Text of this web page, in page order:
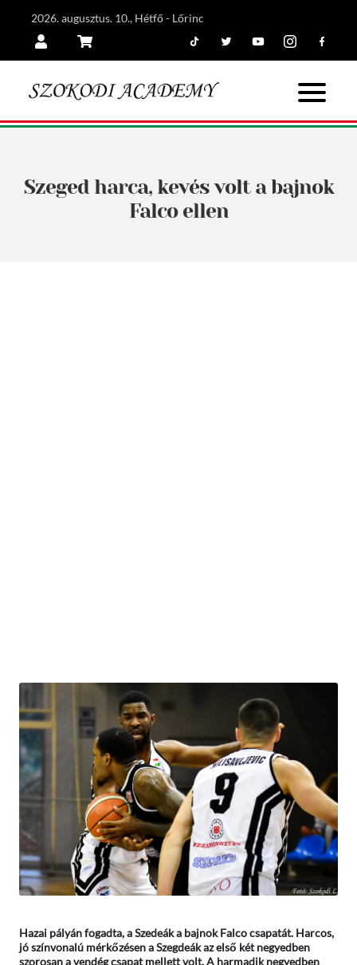
2026. augusztus. 10., Hétfő - Lőrinc
Szeged harca, kevés volt a bajnok
Falco ellen
Hazai pályán fogadta, a Szedeák a bajnok Falco csapatát. Harcos,
jó színvonalú mérkőzésen a Szegdeák az első két negyedben
szorosan a vendég csapat mellett volt. A harmadik negyedben